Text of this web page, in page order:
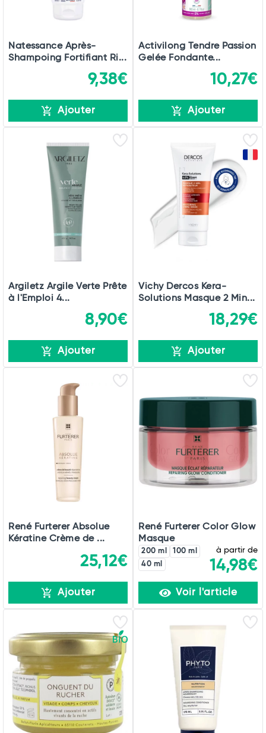
Natessance Après-
Shampoing Fortifiant Ri...
9,38€
Ajouter
Activilong Tendre Passion
Gelée Fondante...
10,27€
Ajouter
Argiletz Argile Verte Prête
à l'Emploi 4...
8,90€
Ajouter
Vichy Dercos Kera-
Solutions Masque 2 Min...
18,29€
Ajouter
René Furterer Absolue
Kératine Crème de ...
25,12€
Ajouter
René Furterer Color Glow
Masque
200 ml
100 ml
40 ml
à partir de
14,98€
Voir l'article